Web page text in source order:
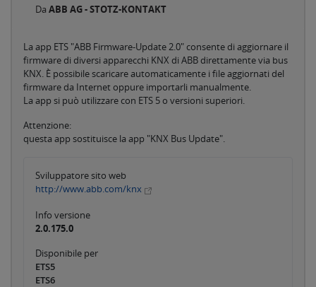
Da ABB AG - STOTZ-KONTAKT
La app ETS "ABB Firmware-Update 2.0" consente di aggiornare il
firmware di diversi apparecchi KNX di ABB direttamente via bus
KNX. È possibile scaricare automaticamente i file aggiornati del
firmware da Internet oppure importarli manualmente.
La app si può utilizzare con ETS 5 o versioni superiori.
Attenzione:
questa app sostituisce la app "KNX Bus Update".
Sviluppatore sito web
http://www.abb.com/knx
Info versione
2.0.175.0
Disponibile per
ETS5
ETS6